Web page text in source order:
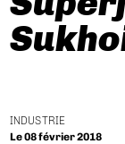
INDUSTRIE
Le 08 février 2018